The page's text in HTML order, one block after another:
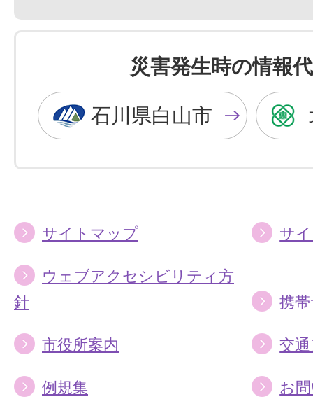
色
を
黒
色
に
色
を
青
色
に
災害発生時の情報
石川県白山市
サイトマップ サ
ウェブアクセシビリティ方
針
携
市役所案内 交
例規集 お